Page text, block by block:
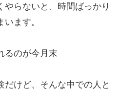
やらないと、時間ばっかり
ます。
るのが今月末
だけど、そんな中での人と